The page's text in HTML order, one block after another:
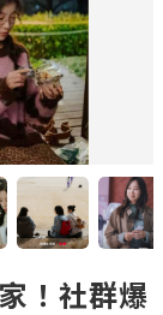
！社群爆